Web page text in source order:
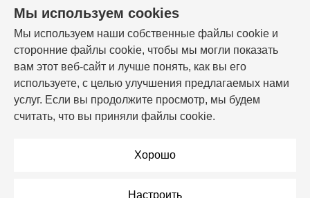
Мы используем cookies
Мы используем наши собственные файлы cookie и
сторонние файлы cookie, чтобы мы могли показать
вам этот веб-сайт и лучше понять, как вы его
используете, с целью улучшения предлагаемых нами
услуг. Если вы продолжите просмотр, мы будем
считать, что вы приняли файлы cookie.
Хорошо
Настроить
+375(44) 541-80-80
info@i-ven.by
Мы в мессенджерах:
Режим работы: Пн–Пт: 10:00 – 19:00